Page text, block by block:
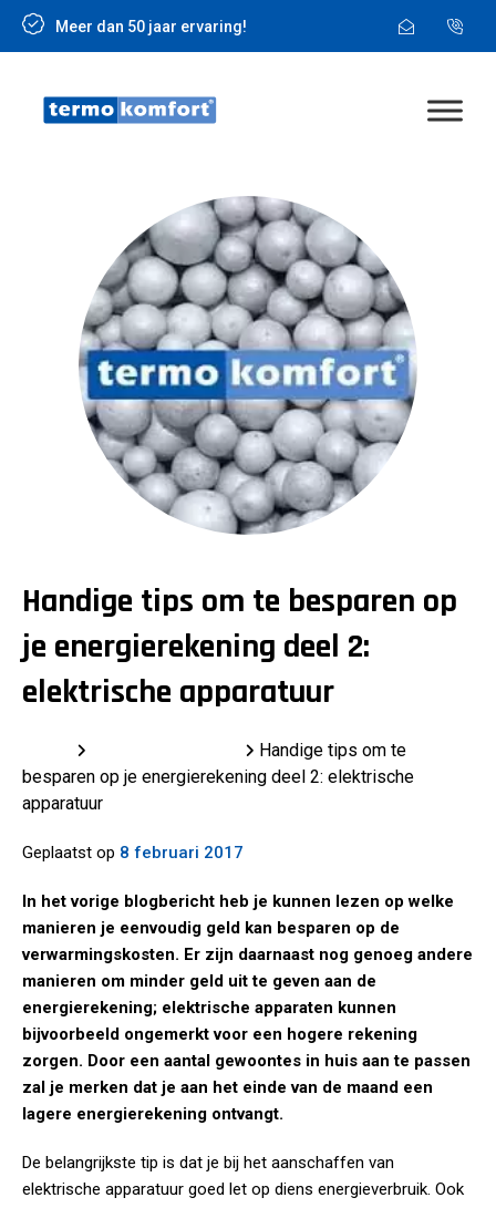
Meer dan 50 jaar ervaring!
Handige tips om te besparen op
je energierekening deel 2:
elektrische apparatuur
Handige tips om te
besparen op je energierekening deel 2: elektrische
apparatuur
Geplaatst op 8 februari 2017
In het vorige blogbericht heb je kunnen lezen op welke
manieren je eenvoudig geld kan besparen op de
verwarmingskosten. Er zijn daarnaast nog genoeg andere
manieren om minder geld uit te geven aan de
energierekening; elektrische apparaten kunnen
bijvoorbeeld ongemerkt voor een hogere rekening
zorgen. Door een aantal gewoontes in huis aan te passen
zal je merken dat je aan het einde van de maand een
lagere energierekening ontvangt.
De belangrijkste tip is dat je bij het aanschaffen van
elektrische apparatuur goed let op diens energieverbruik. Ook